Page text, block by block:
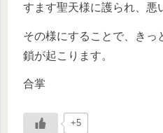
すます聖天様に護られ、悪
その様にすることで、きっ
鎖が起こります。
合掌
+5